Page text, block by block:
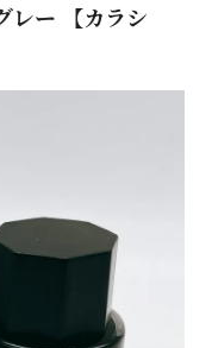
レー 【カラシ